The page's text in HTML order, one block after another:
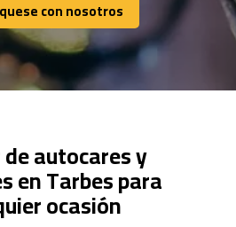
con nosotros
con nosotros
autocares y
en Tarbes para
ocasión